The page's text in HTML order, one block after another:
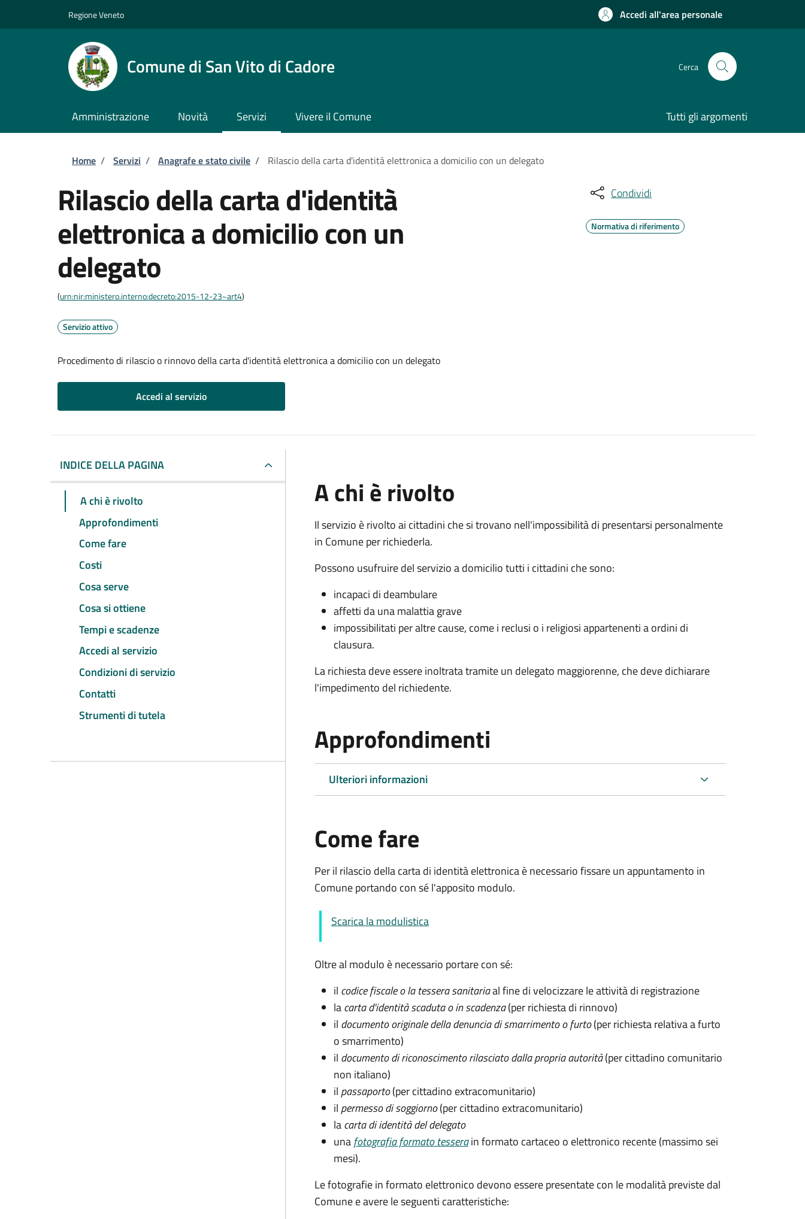
Regione Veneto Accedi all'area personale
Comune di San Vito di Cadore Cerca
Amministrazione Novità Servizi Vivere il Comune Tutti gli argomenti
Briciole di pane
Home / Servizi / Anagrafe e stato civile / Rilascio della carta d'identità elettronica a domicilio con un delegato
Rilascio della carta d'identità
elettronica a domicilio con un
delegato
(urn:nir:ministero.interno:decreto:2015-12-23~art4)
Servizio attivo
Procedimento di rilascio o rinnovo della carta d'identità elettronica a domicilio con un delegato
Accedi al servizio
Condividi
Normativa di riferimento
INDICE DELLA PAGINA
A chi è rivolto
Approfondimenti
Come fare
Costi
Cosa serve
Cosa si ottiene
Tempi e scadenze
Accedi al servizio
Condizioni di servizio
Contatti
Strumenti di tutela
A chi è rivolto
Il servizio è rivolto ai cittadini che si trovano nell'impossibilità di presentarsi personalmente
in Comune per richiederla.
Possono usufruire del servizio a domicilio tutti i cittadini che sono:
incapaci di deambulare
affetti da una malattia grave
impossibilitati per altre cause, come i reclusi o i religiosi appartenenti a ordini di
clausura.
La richiesta deve essere inoltrata tramite un delegato maggiorenne, che deve dichiarare
l'impedimento del richiedente.
Approfondimenti
Ulteriori informazioni
Come fare
Per il rilascio della carta di identità elettronica è necessario fissare un appuntamento in
Comune portando con sé l'apposito modulo.
Scarica la modulistica
Oltre al modulo è necessario portare con sé:
il codice fiscale o la tessera sanitariaal fine di velocizzare le attività di registrazione
lacarta d'identità scaduta o in scadenza(per richiesta di rinnovo)
il documento originale della denuncia di smarrimento o furto(per richiesta relativa a furto
o smarrimento)
il documento di riconoscimento rilasciato dalla propria autorità(per cittadino comunitario
non italiano)
il passaporto(per cittadino extracomunitario)
il permesso di soggiorno(per cittadino extracomunitario)
lacarta di identità del delegato
unafotografia formato tesserain formato cartaceo o elettronico recente (massimo sei
mesi).
Le fotografie in formato elettronico devono essere presentate con le modalità previste dal
Comune e avere le seguenti caratteristiche: